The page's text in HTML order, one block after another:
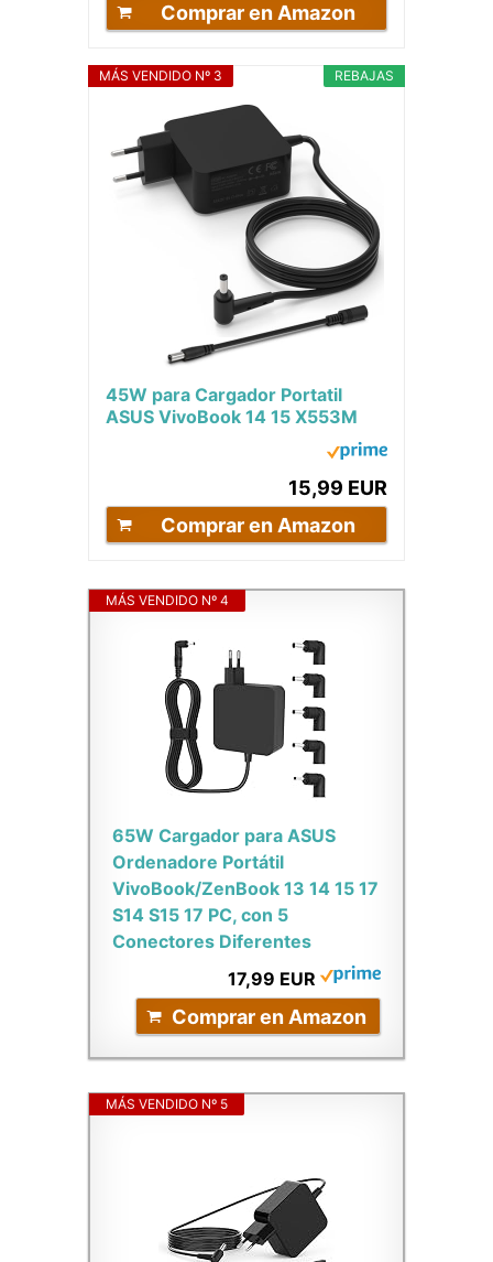
Comprar en Amazon
REBAJAS
MÁS VENDIDO Nº 3
45W para Cargador Portatil
ASUS VivoBook 14 15 X553M
X553MA X556UA X556U X540L
15,99 EUR
Comprar en Amazon
MÁS VENDIDO Nº 4
65W Cargador para ASUS
Ordenadore Portátil
VivoBook/ZenBook 13 14 15 17
S14 S15 17 PC, con 5
Conectores Diferentes
17,99 EUR
Comprar en Amazon
MÁS VENDIDO Nº 5